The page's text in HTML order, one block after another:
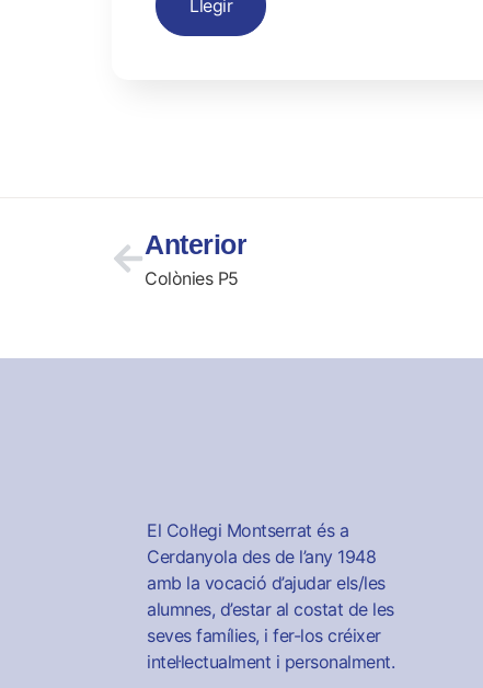
Llegir
Anterior
Colònies P5
El Col·legi Montserrat és a
Cerdanyola des de l’any 1948
amb la vocació d’ajudar els/les
alumnes, d’estar al costat de les
seves famílies, i fer-los créixer
intel·lectualment i personalment.